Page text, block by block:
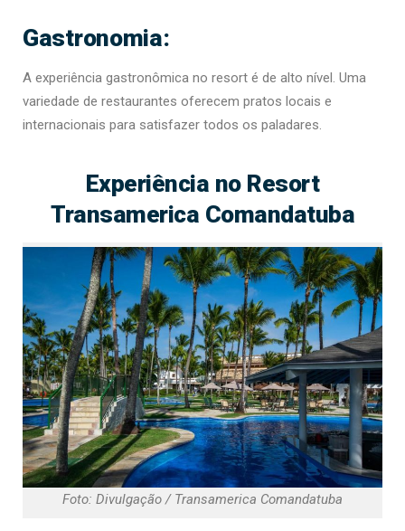
Gastronomia:
A experiência gastronômica no resort é de alto nível. Uma
variedade de restaurantes oferecem pratos locais e
internacionais para satisfazer todos os paladares.
Experiência no Resort
Transamerica Comandatuba
Foto: Divulgação / Transamerica Comandatuba